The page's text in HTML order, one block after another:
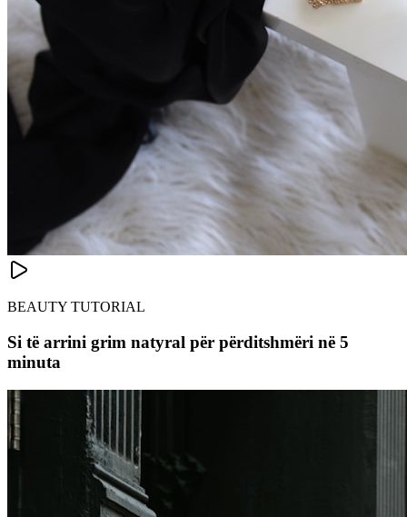
BEAUTY TUTORIAL
Si të arrini grim natyral për përditshmëri në 5
minuta